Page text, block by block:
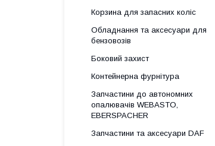
Корзина для запасних коліс
Обладнання та аксесуари для
бензовозів
Боковий захист
Контейнерна фурнітура
Запчастини до автономних
опалювачів WEBASTO,
EBERSPACHER
Запчастини та аксесуари DAF